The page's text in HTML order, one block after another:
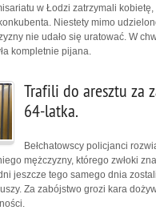
w Łodzi zatrzymali kobietę,
Niestety mimo
nie udało się uratować. W
kompletnie pijana.
Trafili do aresztu za
64-latka.
Bełchatowscy policjanci
mężczyzny, którego zwłoki
jeszcze tego samego dnia
Za zabójstwo grozi kara